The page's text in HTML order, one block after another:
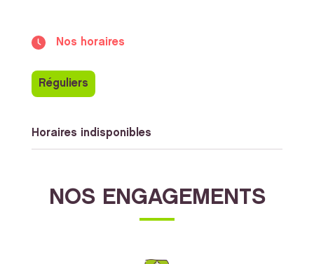
Nos horaires
Réguliers
Horaires indisponibles
NOS ENGAGEMENTS